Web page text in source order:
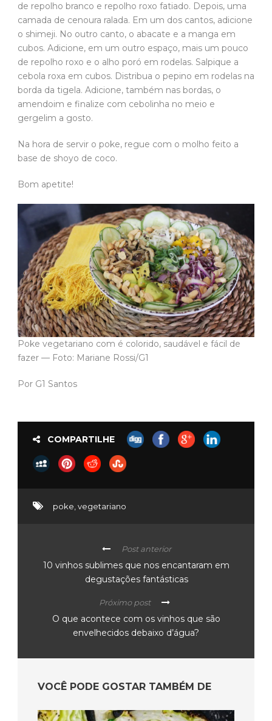
de repolho branco e repolho roxo fatiado. Depois, uma
camada de cenoura ralada. Em um dos cantos, adicione
o shimeji. No outro canto, o abacate e a manga em
cubos. Adicione, em um outro espaço, mais um pouco
de repolho roxo e o alho poró em rodelas. Salpique a
cebola roxa em cubos. Distribua o pepino em rodelas na
borda da tigela. Adicione, também nas bordas, o
amendoim e finalize com cebolinha no meio e
gergelim a gosto.
Na hora de servir o poke, regue com o molho feito a
base de shoyo de coco.
Bom apetite!
Poke vegetariano com é colorido, saudável e fácil de
fazer — Foto: Mariane Rossi/G1
Por G1 Santos
COMPARTILHE
poke,vegetariano
Post anterior
10 vinhos sublimes que nos encantaram em
degustações fantásticas
Próximo post
O que acontece com os vinhos que são
envelhecidos debaixo d’água?
VOCÊ PODE GOSTAR TAMBÉM DE